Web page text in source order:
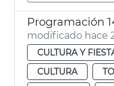
modificado hace
CULTURA Y
CULTURA